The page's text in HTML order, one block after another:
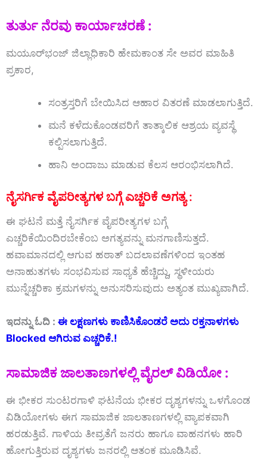
ತುರ್ತು ನೆರವು ಕಾರ್ಯಾಚರಣೆ :
ಮಯೂರ್‌ಭಂಜ್ ಜಿಲ್ಲಾಧಿಕಾರಿ ಹೇಮಕಾಂತ ಸೇ ಅವರ ಮಾಹಿತಿ
ಪ್ರಕಾರ,
ಸಂತ್ರಸ್ತರಿಗೆ ಬೇಯಿಸಿದ ಆಹಾರ ವಿತರಣೆ ಮಾಡಲಾಗುತ್ತಿದೆ.
ಮನೆ ಕಳೆದುಕೊಂಡವರಿಗೆ ತಾತ್ಕಾಲಿಕ ಆಶ್ರಯ ವ್ಯವಸ್ಥೆ
ಕಲ್ಪಿಸಲಾಗುತ್ತಿದೆ.
ಹಾನಿ ಅಂದಾಜು ಮಾಡುವ ಕೆಲಸ ಆರಂಭಿಸಲಾಗಿದೆ.
ನೈಸರ್ಗಿಕ ವೈಪರೀತ್ಯಗಳಬಗ್ಗೆ ಎಚ್ಚರಿಕೆ ಅಗತ್ಯ :
ಈ ಘಟನೆ ಮತ್ತೆ ನೈಸರ್ಗಿಕ ವೈಪರೀತ್ಯಗಳ ಬಗ್ಗೆ
ಎಚ್ಚರಿಕೆಯಿಂದಿರಬೇಕೆಂಬ ಅಗತ್ಯವನ್ನು ಮನಗಾಣಿಸುತ್ತದೆ.
ಹವಾಮಾನದಲ್ಲಿ ಆಗುವ ಹಠಾತ್ ಬದಲಾವಣೆಗಳಿಂದ ಇಂತಹ
ಅನಾಹುತಗಳು ಸಂಭವಿಸುವ ಸಾಧ್ಯತೆ ಹೆಚ್ಚಿದ್ದು, ಸ್ಥಳೀಯರು
ಮುನ್ನೆಚ್ಚರಿಕಾ ಕ್ರಮಗಳನ್ನು ಅನುಸರಿಸುವುದು ಅತ್ಯಂತ ಮುಖ್ಯವಾಗಿದೆ.
ಇದನ್ನು ಓದಿ : ಈ ಲಕ್ಷಣಗಳು ಕಾಣಿಸಿಕೊಂಡರೆ ಅದು ರಕ್ತನಾಳಗಳು
Blocked ಆಗಿರುವ ಎಚ್ಚರಿಕೆ.!
ಸಾಮಾಜಿಕಜಾಲತಾಣಗಳಲ್ಲಿ ವೈರಲ್ವಿಡಿಯೋ :
ಈ ಭೀಕರ ಸುಂಟರಗಾಳಿ ಘಟನೆಯ ಭೀಕರ ದೃಶ್ಯಗಳನ್ನು ಒಳಗೊಂಡ
ವಿಡಿಯೋಗಳು ಈಗ ಸಾಮಾಜಿಕ ಜಾಲತಾಣಗಳಲ್ಲಿ ವ್ಯಾಪಕವಾಗಿ
ಹರಡುತ್ತಿವೆ. ಗಾಳಿಯ ತೀವ್ರತೆಗೆ ಜನರು ಹಾಗೂ ವಾಹನಗಳು ಹಾರಿ
ಹೋಗುತ್ತಿರುವ ದೃಶ್ಯಗಳು ಜನರಲ್ಲಿ ಆತಂಕ ಮೂಡಿಸಿವೆ.